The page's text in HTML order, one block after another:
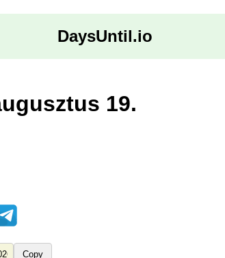
DaysUntil.io
19.
Copy